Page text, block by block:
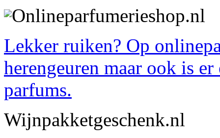
Onlineparfumerieshop.nl
Lekker ruiken? Op
herengeuren maar ook is
parfums.
Wijnpakketgeschenk.nl